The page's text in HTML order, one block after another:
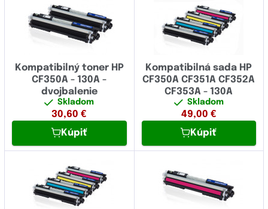
Kompatibilný toner HP
CF350A - 130A -
dvojbalenie
Skladom
30,60 €
Kúpiť
Kompatibilná sada HP
CF350A CF351A CF352A
CF353A - 130A
Skladom
49,00 €
Kúpiť